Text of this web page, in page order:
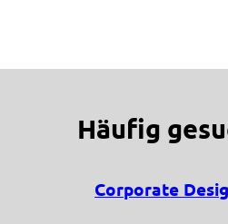
Häufig
Corporate